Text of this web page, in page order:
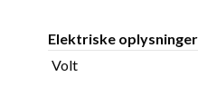
Elektriske oplysninger
Volt